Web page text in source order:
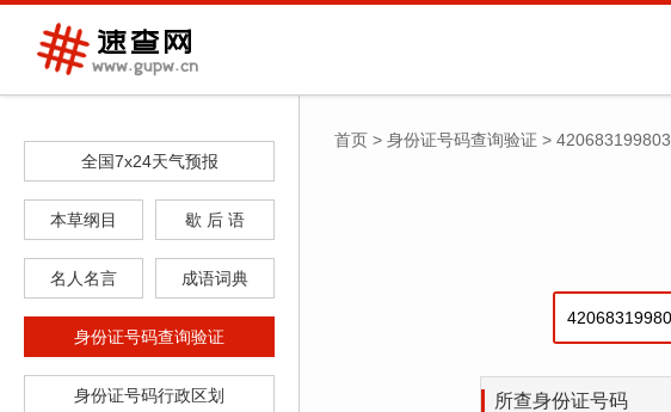
全国7x24天气预报
本草纲目 歇 后 语
名人名言 成语词典
身份证号码查询验证
身份证号码行政区划
首页 > 身份证号码查询验证 >
所查身份证号码